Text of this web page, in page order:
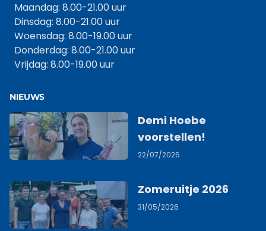
Maandag: 8.00-21.00 uur
Dinsdag: 8.00-21.00 uur
Woensdag: 8.00-19.00 uur
Donderdag: 8.00-21.00 uur
Vrijdag: 8.00-19.00 uur
NIEUWS
Demi Hoebe
voorstellen!
22/07/2026
Zomeruitje 2026
31/05/2026